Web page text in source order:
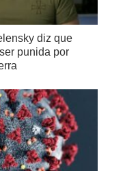
diz que
punida por